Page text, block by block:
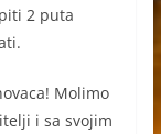
2 puta
Molimo
i sa svojim